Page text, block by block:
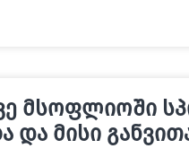
მსოფლიოში
და მისი